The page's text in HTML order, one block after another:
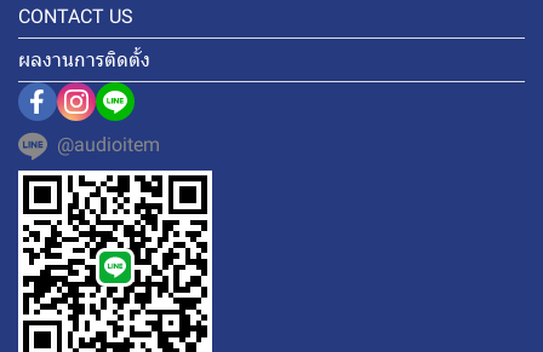
CONTACT US
ผลงานการติดตั้ง
@audioitem